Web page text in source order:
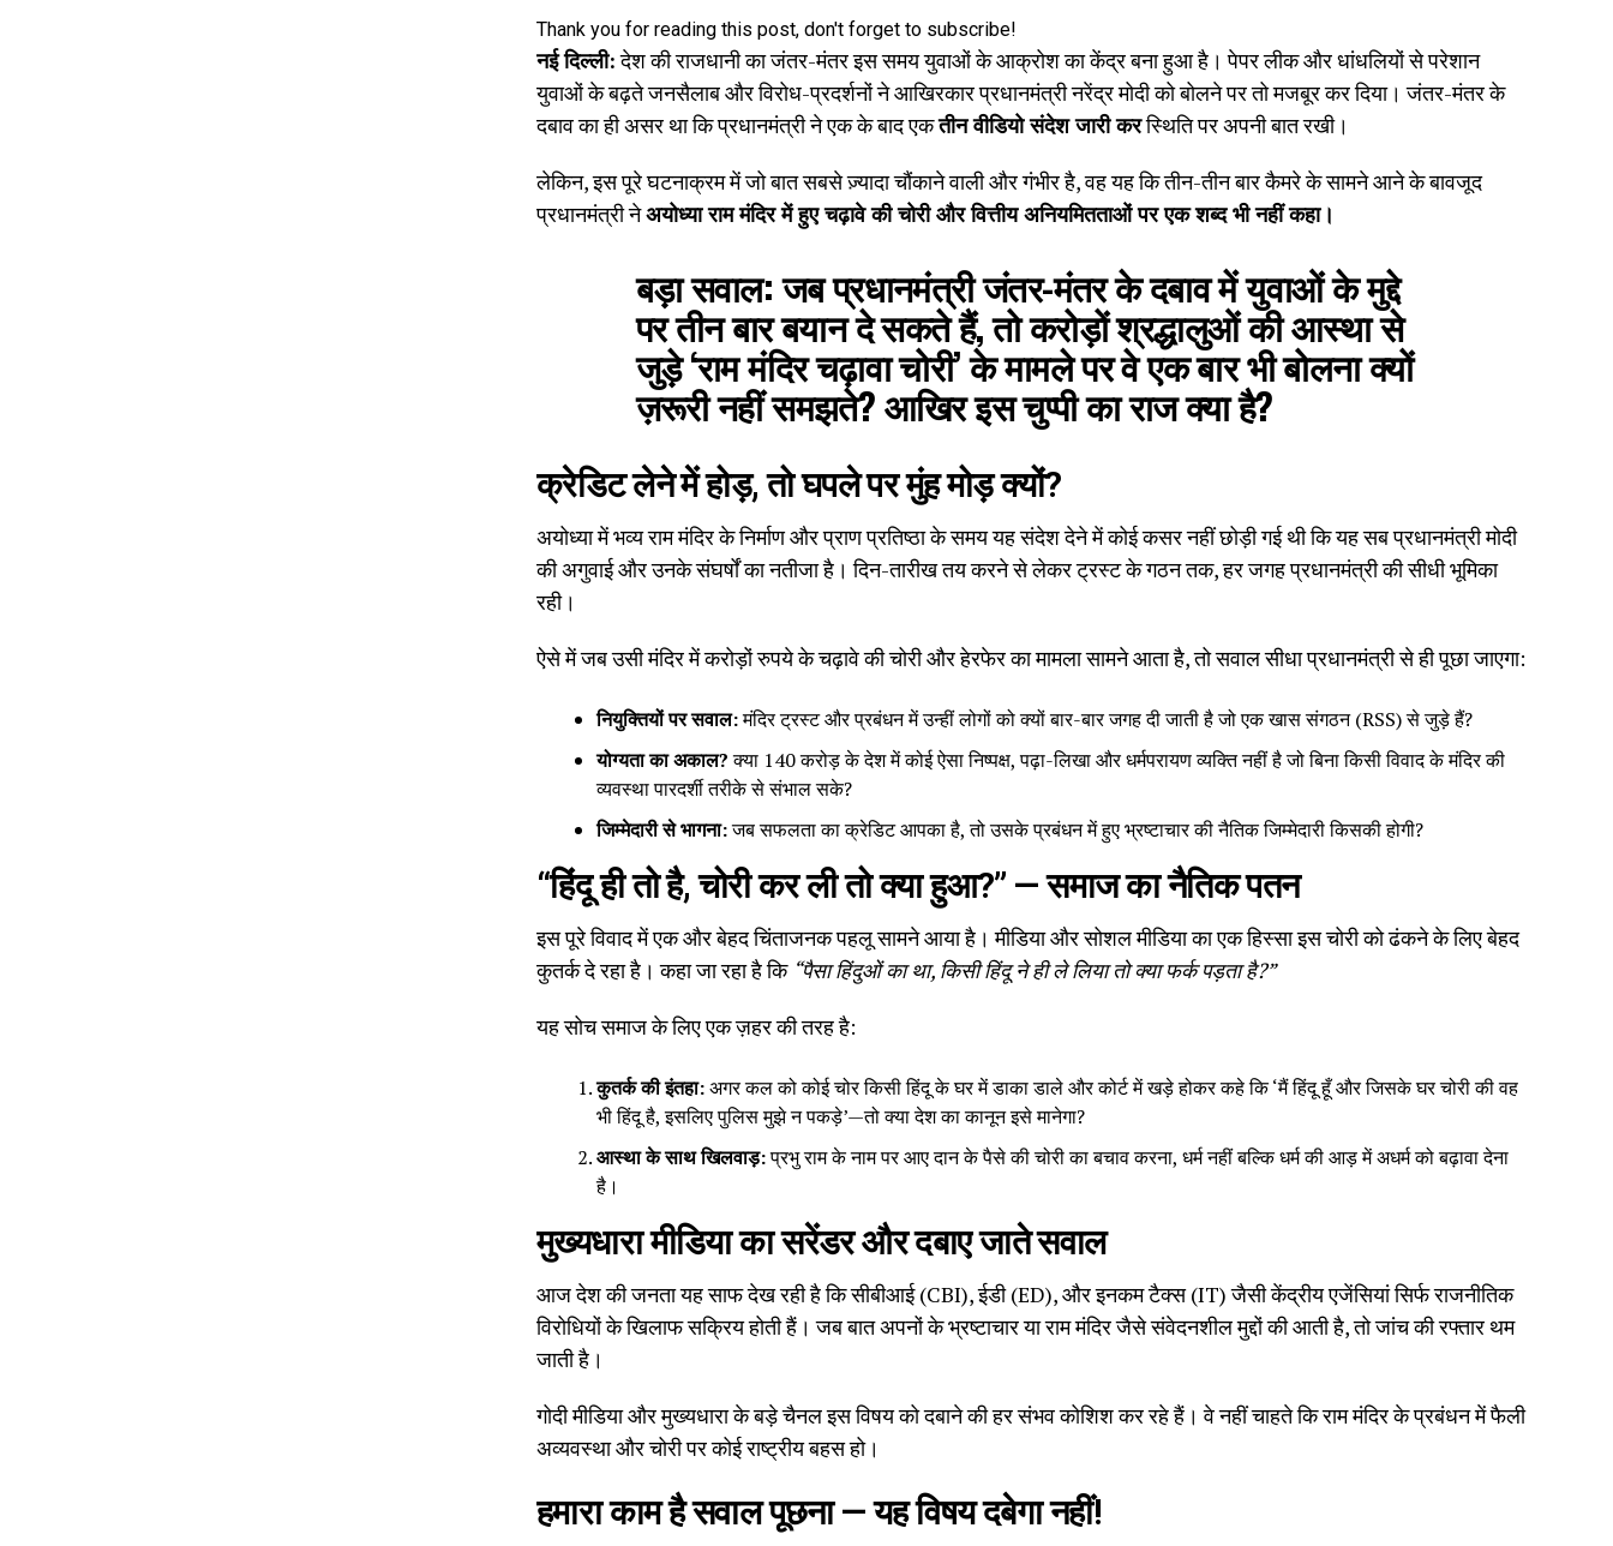
Thank you for reading this post, don't forget to subscribe!
नई दिल्ली:देश की राजधानी का जंतर-मंतर इस समय युवाओं के आक्रोश का केंद्र बना हुआ है। पेपर लीक और धांधलियों से परेशान
युवाओं के बढ़ते जनसैलाब और विरोध-प्रदर्शनों ने आखिरकार प्रधानमंत्री नरेंद्र मोदी को बोलने पर तो मजबूर कर दिया। जंतर-मंतर के
दबाव का ही असर था कि प्रधानमंत्री ने एक के बाद एकतीन वीडियो संदेश जारी करस्थिति पर अपनी बात रखी।
लेकिन, इस पूरे घटनाक्रम में जो बात सबसे ज़्यादा चौंकाने वाली और गंभीर है, वह यह कि तीन-तीन बार कैमरे के सामने आने के बावजूद
प्रधानमंत्री नेअयोध्या राम मंदिर में हुए चढ़ावे की चोरी और वित्तीय अनियमितताओं पर एक शब्द भी नहीं कहा।
बड़ा सवाल:जब प्रधानमंत्री जंतर-मंतर के दबाव में युवाओं के मुद्दे
पर तीन बार बयान दे सकते हैं, तो करोड़ों श्रद्धालुओं की आस्था से
जुड़े ‘राम मंदिर चढ़ावा चोरी’ के मामले पर वे एक बार भी बोलना क्यों
ज़रूरी नहीं समझते? आखिर इस चुप्पी का राज क्या है?
क्रेडिट लेने में होड़, तो घपले पर मुंह मोड़ क्यों?
अयोध्या में भव्य राम मंदिर के निर्माण और प्राण प्रतिष्ठा के समय यह संदेश देने में कोई कसर नहीं छोड़ी गई थी कि यह सब प्रधानमंत्री मोदी
की अगुवाई और उनके संघर्षों का नतीजा है। दिन-तारीख तय करने से लेकर ट्रस्ट के गठन तक, हर जगह प्रधानमंत्री की सीधी भूमिका
रही।
ऐसे में जब उसी मंदिर में करोड़ों रुपये के चढ़ावे की चोरी और हेरफेर का मामला सामने आता है, तो सवाल सीधा प्रधानमंत्री से ही पूछा जाएगा:
नियुक्तियों पर सवाल:मंदिर ट्रस्ट और प्रबंधन में उन्हीं लोगों को क्यों बार-बार जगह दी जाती है जो एक खास संगठन (RSS) से जुड़े हैं?
योग्यता का अकाल?क्या 140 करोड़ के देश में कोई ऐसा निष्पक्ष, पढ़ा-लिखा और धर्मपरायण व्यक्ति नहीं है जो बिना किसी विवाद के मंदिर की
व्यवस्था पारदर्शी तरीके से संभाल सके?
जिम्मेदारी से भागना:जब सफलता का क्रेडिट आपका है, तो उसके प्रबंधन में हुए भ्रष्टाचार की नैतिक जिम्मेदारी किसकी होगी?
“हिंदू ही तो है, चोरी कर ली तो क्या हुआ?” — समाज का नैतिक पतन
इस पूरे विवाद में एक और बेहद चिंताजनक पहलू सामने आया है। मीडिया और सोशल मीडिया का एक हिस्सा इस चोरी को ढंकने के लिए बेहद
कुतर्क दे रहा है। कहा जा रहा है कि “पैसा हिंदुओं का था, किसी हिंदू ने ही ले लिया तो क्या फर्क पड़ता है?”
यह सोच समाज के लिए एक ज़हर की तरह है:
कुतर्क की इंतहा:अगर कल को कोई चोर किसी हिंदू के घर में डाका डाले और कोर्ट में खड़े होकर कहे कि ‘मैं हिंदू हूँ और जिसके घर चोरी की वह
भी हिंदू है, इसलिए पुलिस मुझे न पकड़े’—तो क्या देश का कानून इसे मानेगा?
आस्था के साथ खिलवाड़:प्रभु राम के नाम पर आए दान के पैसे की चोरी का बचाव करना, धर्म नहीं बल्कि धर्म की आड़ में अधर्म को बढ़ावा देना
है।
मुख्यधारा मीडिया का सरेंडर और दबाए जाते सवाल
आज देश की जनता यह साफ देख रही है कि सीबीआई (CBI), ईडी (ED), और इनकम टैक्स (IT) जैसी केंद्रीय एजेंसियां सिर्फ राजनीतिक
विरोधियों के खिलाफ सक्रिय होती हैं। जब बात अपनों के भ्रष्टाचार या राम मंदिर जैसे संवेदनशील मुद्दों की आती है, तो जांच की रफ्तार थम
जाती है।
गोदी मीडिया और मुख्यधारा के बड़े चैनल इस विषय को दबाने की हर संभव कोशिश कर रहे हैं। वे नहीं चाहते कि राम मंदिर के प्रबंधन में फैली
अव्यवस्था और चोरी पर कोई राष्ट्रीय बहस हो।
हमारा काम है सवाल पूछना — यह विषय दबेगा नहीं!